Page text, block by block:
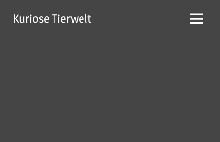
InhaltKuriose Tierwelt Menü